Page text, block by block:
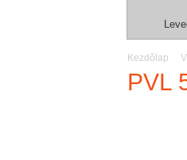
Kezdőlap
PVL